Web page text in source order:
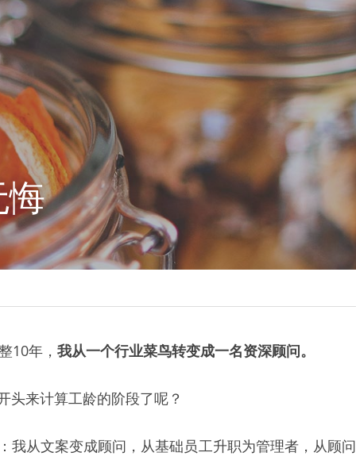
10年， 我从一个行业菜鸟转变成一名资深顾问。
头来计算工龄的阶段了呢？
我从文案变成顾问，从基础员工升职为管理者，从顾问